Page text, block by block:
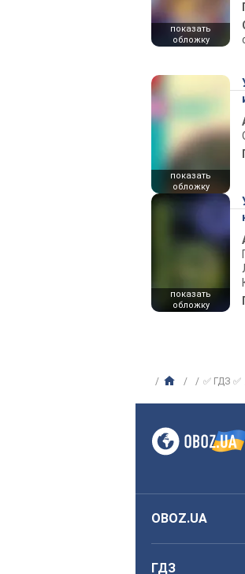
показать
обложку
показать
обложку
показать
обложку
✅ ГДЗ ✅
OBOZ.UA
ГДЗ